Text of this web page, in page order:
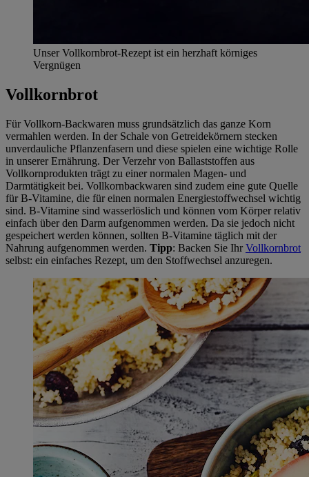
Unser Vollkornbrot-Rezept ist ein herzhaft körniges
Vergnügen
Vollkornbrot
Für Vollkorn-Backwaren muss grundsätzlich das ganze Korn
vermahlen werden. In der Schale von Getreidekörnern stecken
unverdauliche Pflanzenfasern und diese spielen eine wichtige Rolle
in unserer Ernährung. Der Verzehr von Ballaststoffen aus
Vollkornprodukten trägt zu einer normalen Magen- und
Darmtätigkeit bei. Vollkornbackwaren sind zudem eine gute Quelle
für B-Vitamine, die für einen normalen Energiestoffwechsel wichtig
sind. B-Vitamine sind wasserlöslich und können vom Körper relativ
einfach über den Darm aufgenommen werden. Da sie jedoch nicht
gespeichert werden können, sollten B-Vitamine täglich mit der
Nahrung aufgenommen werden. Tipp: Backen Sie IhrVollkornbrot
selbst: ein einfaches Rezept, um den Stoffwechsel anzuregen.